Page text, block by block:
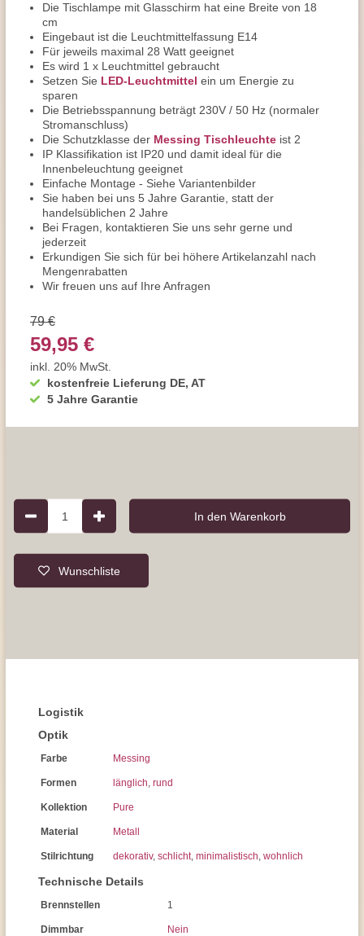
Die Tischlampe mit Glasschirm hat eine Breite von 18
cm
Eingebaut ist die Leuchtmittelfassung E14
Für jeweils maximal 28 Watt geeignet
Es wird 1 x Leuchtmittel gebraucht
Setzen Sie LED-Leuchtmittel ein um Energie zu
sparen
Die Betriebsspannung beträgt 230V / 50 Hz (normaler
Stromanschluss)
Die Schutzklasse der Messing Tischleuchte ist 2
IP Klassifikation ist IP20 und damit ideal für die
Innenbeleuchtung geeignet
Einfache Montage - Siehe Variantenbilder
Sie haben bei uns 5 Jahre Garantie, statt der
handelsüblichen 2 Jahre
Bei Fragen, kontaktieren Sie uns sehr gerne und
jederzeit
Erkundigen Sie sich für bei höhere Artikelanzahl nach
Mengenrabatten
Wir freuen uns auf Ihre Anfragen
kostenfreie Lieferung DE, AT
5 Jahre Garantie
79 €
59,95 €
inkl. 20% MwSt.
1 In den Warenkorb
Wunschliste
Logistik
Optik
Farbe Messing
Formen länglich, rund
Kollektion Pure
Material Metall
Stilrichtung dekorativ, schlicht, minimalistisch, wohnlich
Technische Details
Brennstellen 1
Dimmbar Nein